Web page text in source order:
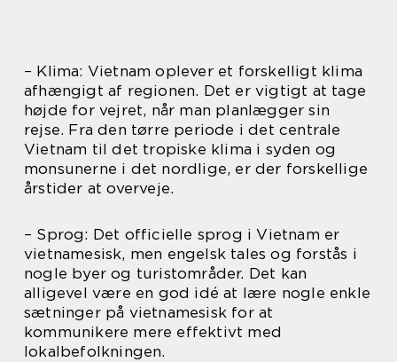
– Klima: Vietnam oplever et forskelligt klima
afhængigt af regionen. Det er vigtigt at tage
højde for vejret, når man planlægger sin
rejse. Fra den tørre periode i det centrale
Vietnam til det tropiske klima i syden og
monsunerne i det nordlige, er der forskellige
årstider at overveje.
– Sprog: Det officielle sprog i Vietnam er
vietnamesisk, men engelsk tales og forstås i
nogle byer og turistområder. Det kan
alligevel være en god idé at lære nogle enkle
sætninger på vietnamesisk for at
kommunikere mere effektivt med
lokalbefolkningen.